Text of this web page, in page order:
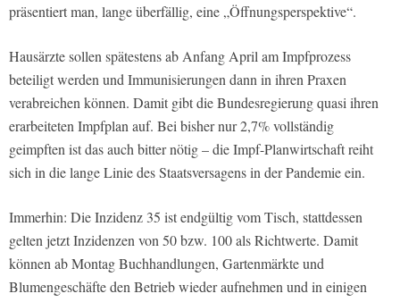
präsentiert man, lange überfällig, eine „Öffnungsperspektive“.
Hausärzte sollen spätestens ab Anfang April am Impfprozess
beteiligt werden und Immunisierungen dann in ihren Praxen
verabreichen können. Damit gibt die Bundesregierung quasi ihren
erarbeiteten Impfplan auf. Bei bisher nur 2,7% vollständig
geimpften ist das auch bitter nötig – die Impf-Planwirtschaft reiht
sich in die lange Linie des Staatsversagens in der Pandemie ein.
Immerhin: Die Inzidenz 35 ist endgültig vom Tisch, stattdessen
gelten jetzt Inzidenzen von 50 bzw. 100 als Richtwerte. Damit
können ab Montag Buchhandlungen, Gartenmärkte und
Blumengeschäfte den Betrieb wieder aufnehmen und in einigen